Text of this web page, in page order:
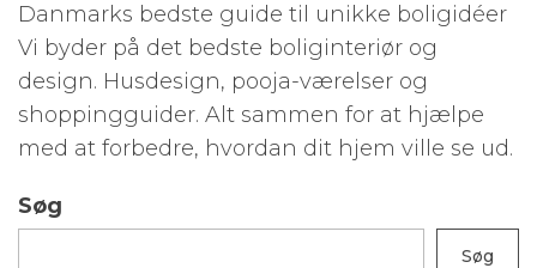
Danmarks bedste guide til unikke boligidéer
Vi byder på det bedste boliginteriør og
design. Husdesign, pooja-værelser og
shoppingguider. Alt sammen for at hjælpe
med at forbedre, hvordan dit hjem ville se ud.
Søg
Søg